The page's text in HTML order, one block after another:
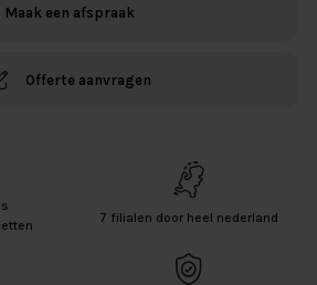
Maak een afspraak
Offerte aanvragen
7 filialen door heel nederland